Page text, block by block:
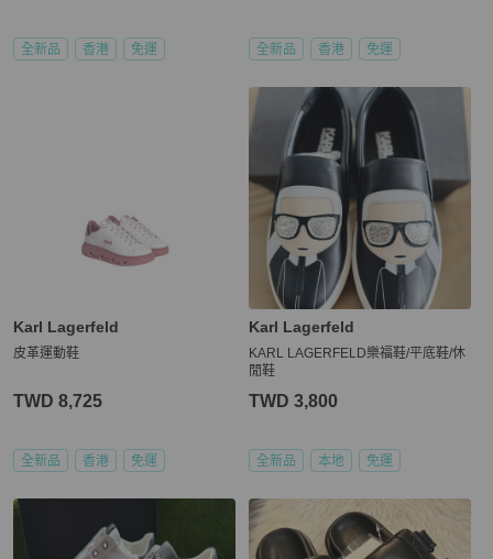
全新品 香港 免運 全新品 香港 免運
Karl Lagerfeld
皮革運動鞋
TWD 8,725
全新品 香港 免運
Karl Lagerfeld
KARL LAGERFELD樂福鞋/平底鞋/休
閒鞋
TWD 3,800
全新品 本地 免運